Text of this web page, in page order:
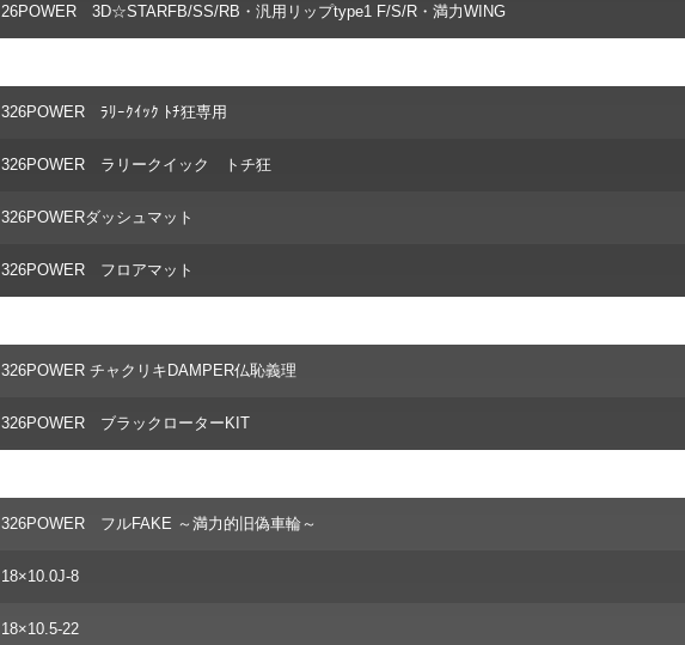
26POWER 3D☆STARFB/SS/RB・汎用リップtype1 F/S/R・満力WING
326POWER ﾗﾘｰｸｲｯｸ ﾄﾁ狂専用
326POWER ラリークイック トチ狂
326POWERダッシュマット
326POWER フロアマット
326POWER チャクリキDAMPER仏恥義理
326POWER ブラックローターKIT
326POWER フルFAKE ～満力的旧偽車輪～
18×10.0J-8
18×10.5-22